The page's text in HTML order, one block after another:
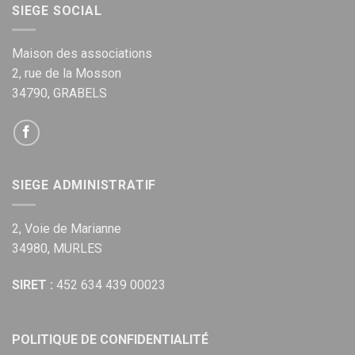
SIEGE SOCIAL
Maison des associations
2, rue de la Mosson
34790, GRABELS
SIEGE ADMINISTRATIF
2, Voie de Marianne
34980, MURLES
SIRET : 452 634 439 00023
POLITIQUE DE CONFIDENTIALITÉ